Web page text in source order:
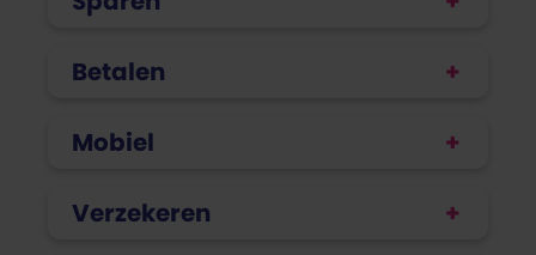
Betalen
Mobiel
Verzekeren